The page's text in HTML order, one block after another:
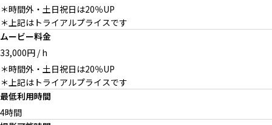
2F / 和室から 2F / 廊下
1F / ガレージ
＊時間外・土日祝日は20％UP
＊上記はトライアルプライスです
ムービー料金
33,000円 / h
＊時間外・土日祝日は20％UP
＊上記はトライアルプライスです
最低利用時間
4時間